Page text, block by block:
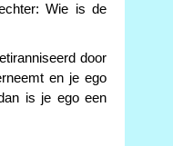
Wie is de
door
en je ego
is je ego een